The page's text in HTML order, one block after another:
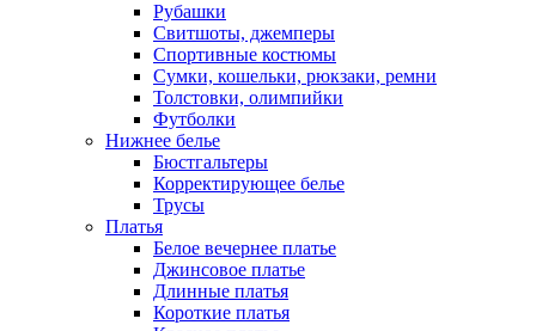
Рубашки
Свитшоты, джемперы
Спортивные костюмы
Сумки, кошельки, рюкзаки, ремни
Толстовки, олимпийки
Футболки
Нижнее белье
Бюстгальтеры
Корректирующее белье
Трусы
Платья
Белое вечернее платье
Джинсовое платье
Длинные платья
Короткие платья